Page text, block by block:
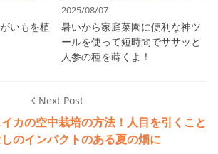
いもを植
2025/08/07
暑いから家庭菜園に便利な神ツ
ールを使って短時間でササッと
人参の種を蒔くよ！
Next Post
カの空中栽培の方法！人目を引くこと
のインパクトのある夏の畑に